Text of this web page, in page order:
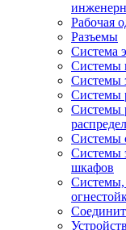
Рабочая
Разъемы
Система
Системы
Системы
Системы
Системы
Системы
Системы
шкафов
Системы,